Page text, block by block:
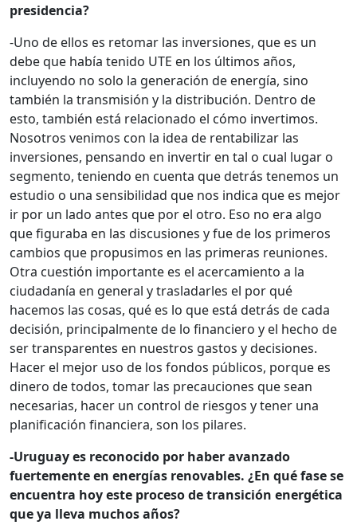
presidencia?
-Uno de ellos es retomar las inversiones, que es un
debe que había tenido UTE en los últimos años,
incluyendo no solo la generación de energía, sino
también la transmisión y la distribución. Dentro de
esto, también está relacionado el cómo invertimos.
Nosotros venimos con la idea de rentabilizar las
inversiones, pensando en invertir en tal o cual lugar o
segmento, teniendo en cuenta que detrás tenemos un
estudio o una sensibilidad que nos indica que es mejor
ir por un lado antes que por el otro. Eso no era algo
que figuraba en las discusiones y fue de los primeros
cambios que propusimos en las primeras reuniones.
Otra cuestión importante es el acercamiento a la
ciudadanía en general y trasladarles el por qué
hacemos las cosas, qué es lo que está detrás de cada
decisión, principalmente de lo financiero y el hecho de
ser transparentes en nuestros gastos y decisiones.
Hacer el mejor uso de los fondos públicos, porque es
dinero de todos, tomar las precauciones que sean
necesarias, hacer un control de riesgos y tener una
planificación financiera, son los pilares.
-Uruguay es reconocido por haber avanzado
fuertemente en energías renovables. ¿En qué fase se
encuentra hoy este proceso de transición energética
que ya lleva muchos años?